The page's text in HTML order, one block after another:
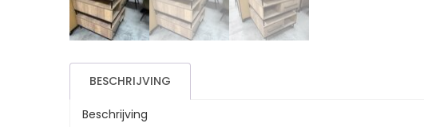
BESCHRIJVING
Beschrijving